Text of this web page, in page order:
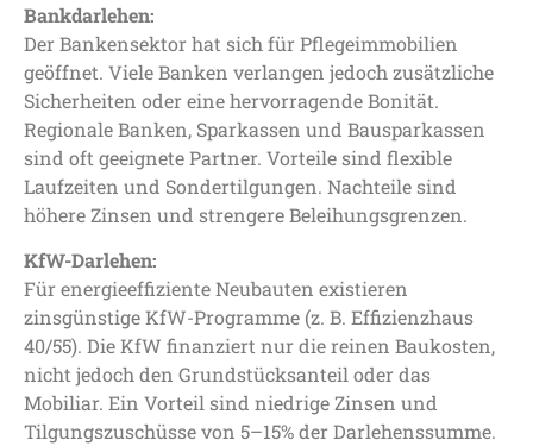
Bankdarlehen:
Der Bankensektor hat sich für Pflegeimmobilien
geöffnet. Viele Banken verlangen jedoch zusätzliche
Sicherheiten oder eine hervorragende Bonität.
Regionale Banken, Sparkassen und Bausparkassen
sind oft geeignete Partner. Vorteile sind flexible
Laufzeiten und Sondertilgungen. Nachteile sind
höhere Zinsen und strengere Beleihungsgrenzen.
KfW-Darlehen:
Für energieeffiziente Neubauten existieren
zinsgünstige KfW-Programme (z. B. Effizienzhaus
40/55). Die KfW finanziert nur die reinen Baukosten,
nicht jedoch den Grundstücksanteil oder das
Mobiliar. Ein Vorteil sind niedrige Zinsen und
Tilgungszuschüsse von 5–15% der Darlehenssumme.